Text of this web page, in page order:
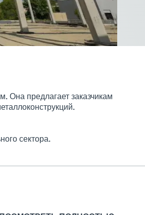
Она предлагает заказчикам
сектора.